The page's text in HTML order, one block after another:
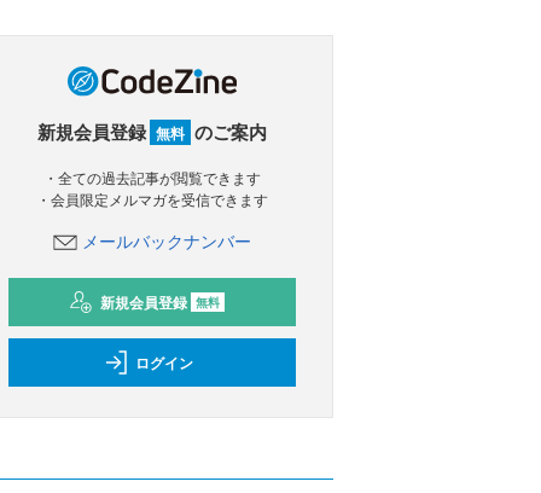
新規会員登録 無料 のご案内
・全ての過去記事が閲覧できます
・会員限定メルマガを受信できます
メールバックナンバー
新規会員登録 無料
ログイン